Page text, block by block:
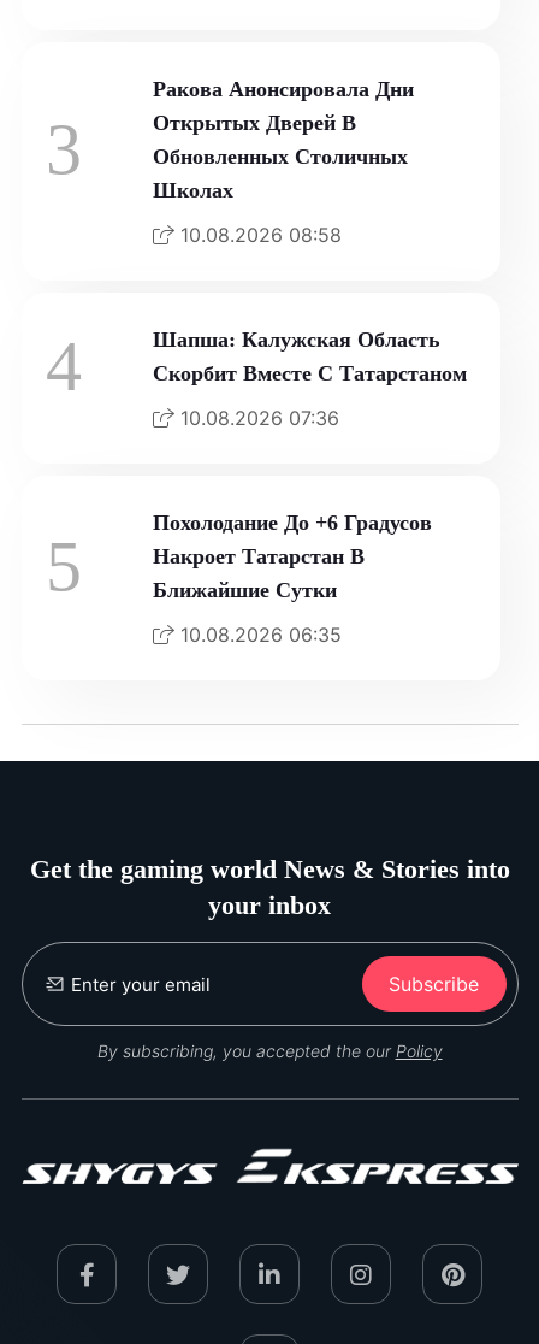
3
Ракова Анонсировала Дни
Открытых Дверей В
Обновленных Столичных
Школах
10.08.2026 08:58
4
Шапша: Калужская Область
Скорбит Вместе С Татарстаном
10.08.2026 07:36
5
Похолодание До +6 Градусов
Накроет Татарстан В
Ближайшие Сутки
10.08.2026 06:35
Get the gaming world News & Stories into
your inbox
Subscribe
By subscribing, you accepted the our Policy